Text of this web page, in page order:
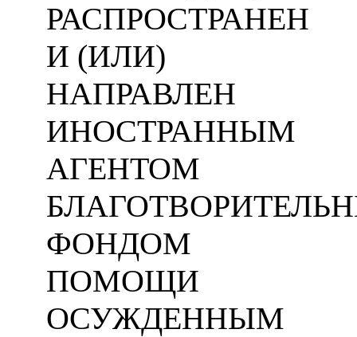
РАСПРОСТРАНЕН
И (ИЛИ)
НАПРАВЛЕН
ИНОСТРАННЫМ
АГЕНТОМ
ФОНДОМ
ПОМОЩИ
ОСУЖДЕННЫМ